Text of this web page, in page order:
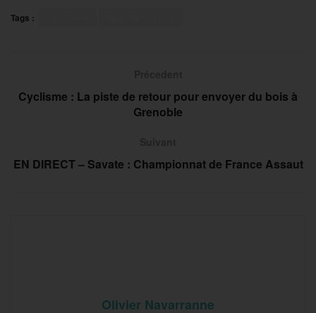
Tags :
Cyclisme : La piste de retour pour envoyer du bois à
Grenoble
EN DIRECT – Savate : Championnat de France Assaut
Olivier Navarranne